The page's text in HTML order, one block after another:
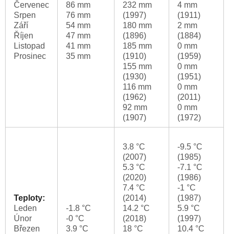
Červenec
Srpen
Září
Říjen
Listopad
Prosinec
86 mm
76 mm
54 mm
47 mm
41 mm
35 mm
232 mm
(1997)
180 mm
(1896)
185 mm
(1910)
155 mm
(1930)
116 mm
(1962)
92 mm
(1907)
4 mm
(1911)
2 mm
(1884)
0 mm
(1959)
0 mm
(1951)
0 mm
(2011)
0 mm
(1972)
Teploty:
Leden
Únor
Březen
-1.8 °C
-0 °C
3.9 °C
3.8 °C
(2007)
5.3 °C
(2020)
7.4 °C
(2014)
14.2 °C
(2018)
18 °C
-9.5 °C
(1985)
-7.1 °C
(1986)
-1 °C
(1987)
5.9 °C
(1997)
10.4 °C